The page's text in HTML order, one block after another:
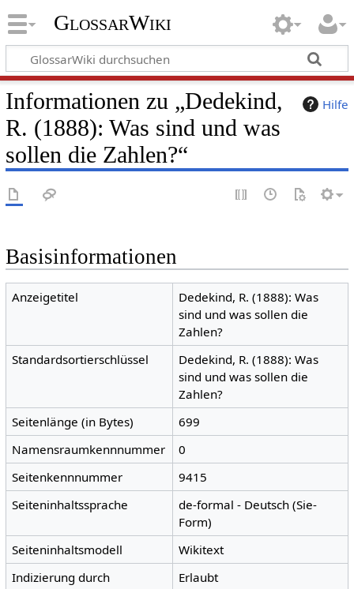
GlossarWiki
Hilfe
Informationen zu „Dedekind,
R. (1888): Was sind und was
sollen die Zahlen?“
Basisinformationen
Anzeigetitel
Dedekind, R. (1888): Was
sind und was sollen die
Zahlen?
Standardsortierschlüssel
Dedekind, R. (1888): Was
sind und was sollen die
Zahlen?
Seitenlänge (in Bytes)
699
Namensraumkennnummer
0
Seitenkennnummer
9415
Seiteninhaltssprache
de-formal - Deutsch (Sie-
Form)
Seiteninhaltsmodell
Wikitext
Indizierung durch
Erlaubt